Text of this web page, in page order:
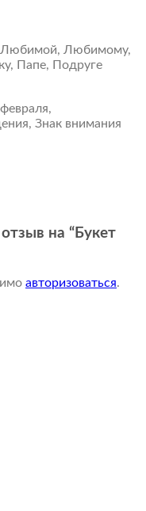
Любимой, Любимому,
Папе, Подруге
Знак внимания
на “Букет
авторизоваться.